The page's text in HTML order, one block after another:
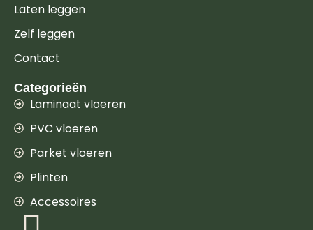
Laten leggen
Zelf leggen
Contact
Categorieën
Laminaat vloeren
PVC vloeren
Parket vloeren
Plinten
Accessoires